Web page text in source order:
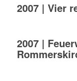
2007 | Vier
2007 |